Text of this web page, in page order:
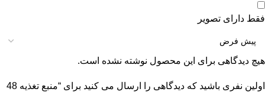
فقط دارای تصویر
هیچ دیدگاهی برای این محصول نوشته نشده است.
اولین نفری باشید که دیدگاهی را ارسال می کنید برای “منبع تغذیه 48